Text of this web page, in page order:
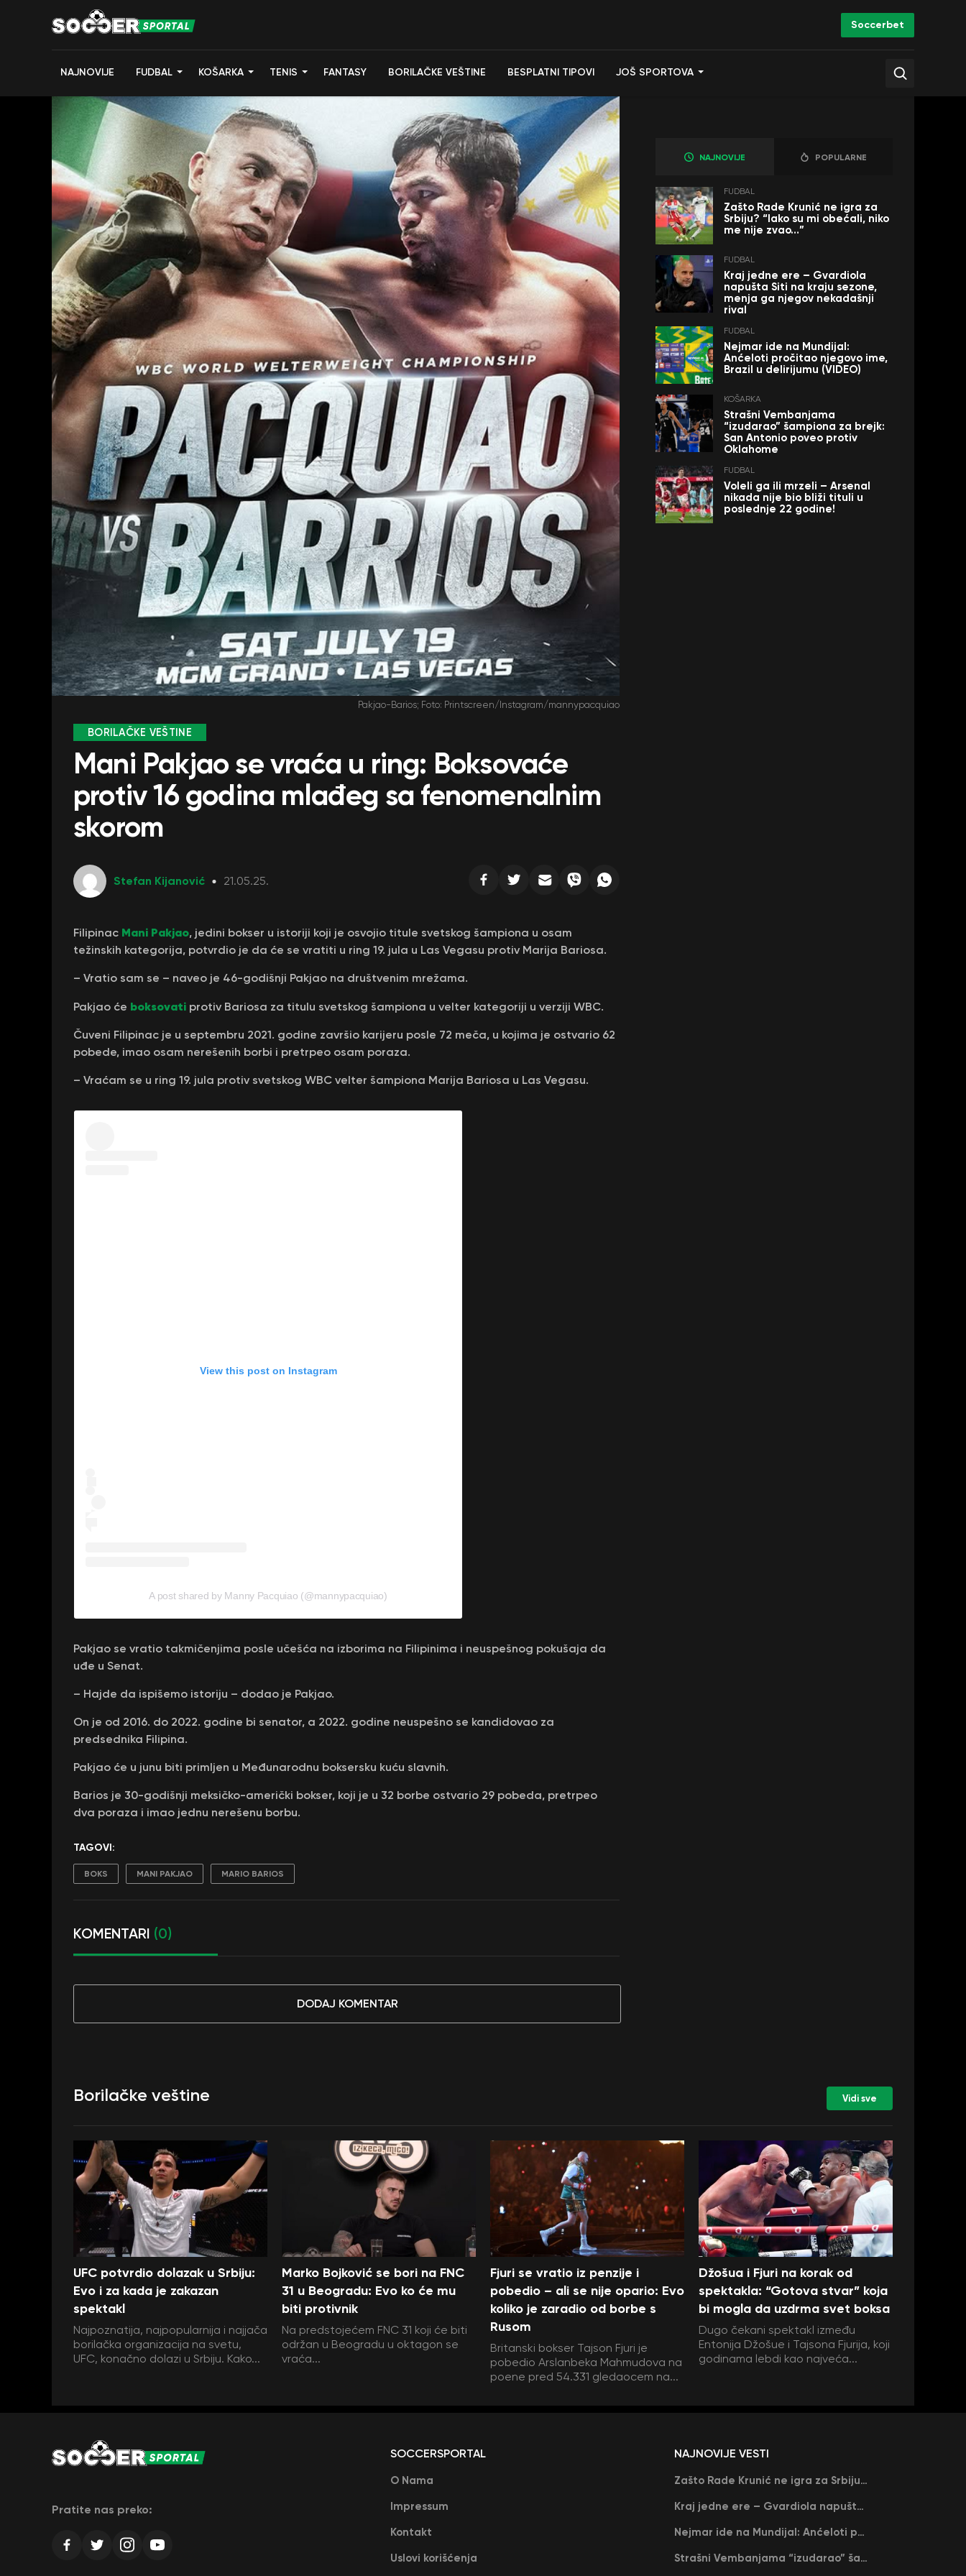
Soccerbet
NAJNOVIJE FUDBAL KOŠARKA TENIS FANTASY BORILAČKE VEŠTINE BESPLATNI TIPOVI JOŠ SPORTOVA
Pakjao-Barios; Foto: Printscreen/Instagram/mannypacquiao
BORILAČKE VEŠTINE
Mani Pakjao se vraća u ring: Boksovaće
protiv 16 godina mlađeg sa fenomenalnim
skorom
Stefan Kijanović 21.05.25.
Filipinac Mani Pakjao, jedini bokser u istoriji koji je osvojio titule svetskog šampiona u osam
težinskih kategorija, potvrdio je da će se vratiti u ring 19. jula u Las Vegasu protiv Marija Bariosa.
– Vratio sam se – naveo je 46-godišnji Pakjao na društvenim mrežama.
Pakjao će boksovati protiv Bariosa za titulu svetskog šampiona u velter kategoriji u verziji WBC.
Čuveni Filipinac je u septembru 2021. godine završio karijeru posle 72 meča, u kojima je ostvario 62
pobede, imao osam nerešenih borbi i pretrpeo osam poraza.
– Vraćam se u ring 19. jula protiv svetskog WBC velter šampiona Marija Bariosa u Las Vegasu.
View this post on Instagram
A post shared by Manny Pacquiao (@mannypacquiao)
Pakjao se vratio takmičenjima posle učešća na izborima na Filipinima i neuspešnog pokušaja da
uđe u Senat.
– Hajde da ispišemo istoriju – dodao je Pakjao.
On je od 2016. do 2022. godine bi senator, a 2022. godine neuspešno se kandidovao za
predsednika Filipina.
Pakjao će u junu biti primljen u Međunarodnu boksersku kuću slavnih.
Barios je 30-godišnji meksičko-američki bokser, koji je u 32 borbe ostvario 29 pobeda, pretrpeo
dva poraza i imao jednu nerešenu borbu.
TAGOVI:
BOKS MANI PAKJAO MARIO BARIOS
KOMENTARI (0)
DODAJ KOMENTAR
NAJNOVIJE POPULARNE
FUDBAL
Zašto Rade Krunić ne igra za
Srbiju? “Iako su mi obećali, niko
me nije zvao…”
FUDBAL
Kraj jedne ere – Gvardiola
napušta Siti na kraju sezone,
menja ga njegov nekadašnji
rival
FUDBAL
Nejmar ide na Mundijal:
Anćeloti pročitao njegovo ime,
Brazil u delirijumu (VIDEO)
KOŠARKA
Strašni Vembanjama
“izudarao” šampiona za brejk:
San Antonio poveo protiv
Oklahome
FUDBAL
Voleli ga ili mrzeli – Arsenal
nikada nije bio bliži tituli u
poslednje 22 godine!
Borilačke veštine Vidi sve
UFC potvrdio dolazak u Srbiju:
Evo i za kada je zakazan
spektakl
Najpoznatija, najpopularnija i najjača
borilačka organizacija na svetu,
UFC, konačno dolazi u Srbiju. Kako...
Marko Bojković se bori na FNC
31 u Beogradu: Evo ko će mu
biti protivnik
Na predstojećem FNC 31 koji će biti
održan u Beogradu u oktagon se
vraća...
Fjuri se vratio iz penzije i
pobedio – ali se nije opario: Evo
koliko je zaradio od borbe s
Rusom
Britanski bokser Tajson Fjuri je
pobedio Arslanbeka Mahmudova na
poene pred 54.331 gledaocem na...
Džošua i Fjuri na korak od
spektakla: “Gotova stvar” koja
bi mogla da uzdrma svet boksa
Dugo čekani spektakl između
Entonija Džošue i Tajsona Fjurija, koji
godinama lebdi kao najveća...
Pratite nas preko:
SOCCERSPORTAL
O Nama
Impressum
Kontakt
Uslovi korišćenja
NAJNOVIJE VESTI
Zašto Rade Krunić ne igra za Srbiju? “Iako su mi obećali, niko me nije zvao…”
Kraj jedne ere – Gvardiola napušta Siti na kraju sezone, menja ga njegov nekadašnji rival
Nejmar ide na Mundijal: Anćeloti pročitao njegovo ime, Brazil u delirijumu (VIDEO)
Strašni Vembanjama “izudarao” šampiona za brejk: San Antonio poveo protiv Oklahome